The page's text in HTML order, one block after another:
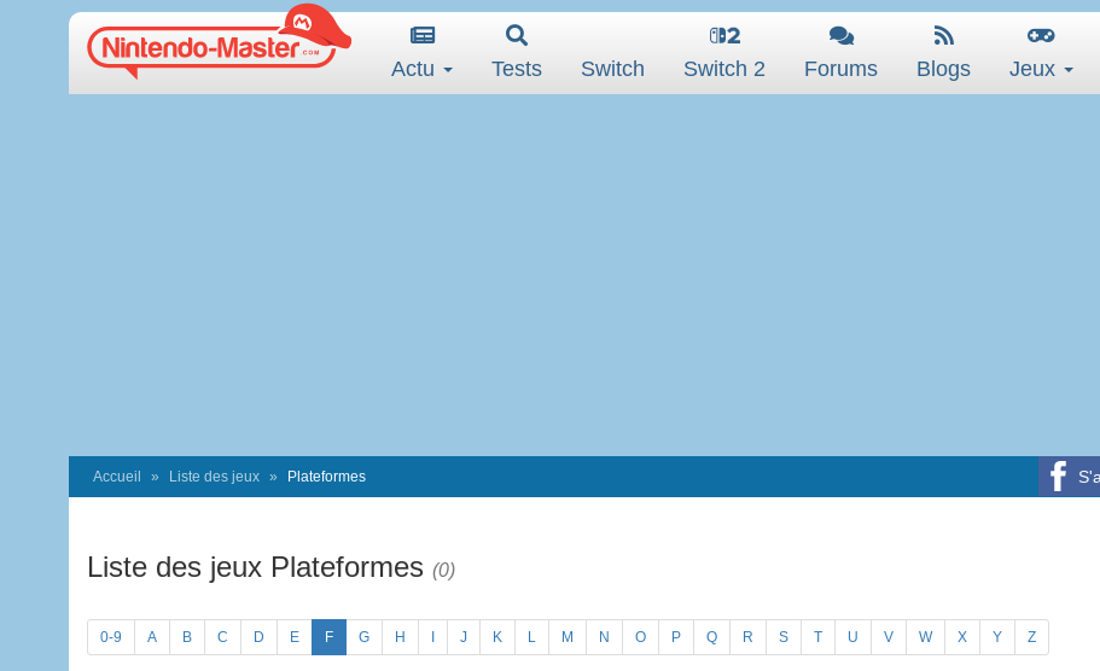
Actu Tests Switch Switch 2 Forums Blogs Jeux
Accueil Liste des jeux Plateformes
Liste des jeux Plateformes (0)
0-9 A B C D E F G H J K L M N O P Q R S T U V W X Y Z